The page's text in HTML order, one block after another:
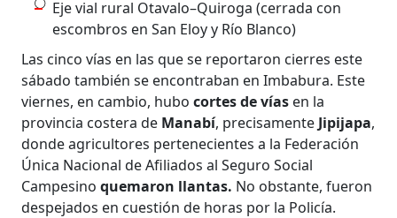
Eje vial rural Otavalo–Quiroga (cerrada con
escombros en San Eloy y Río Blanco)
Las cinco vías en las que se reportaron cierres este
sábado también se encontraban en Imbabura. Este
viernes, en cambio, hubocortes de vías en la
provincia costera de Manabí, precisamente Jipijapa,
donde agricultores pertenecientes a la Federación
Única Nacional de Afiliados al Seguro Social
Campesinoquemaron llantas. No obstante, fueron
despejados en cuestión de horas por la Policía.